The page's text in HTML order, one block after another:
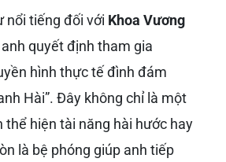
nổi tiếng đối với Khoa Vương
quyết định tham gia
hình thực tế đình đám
Hài”. Đây không chỉ là một
thể hiện tài năng hài hước hay
là bệ phóng giúp anh tiếp